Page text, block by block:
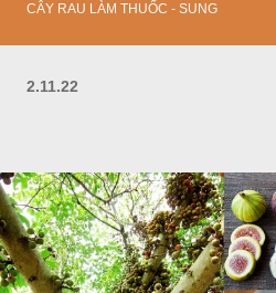
CÂY RAU LÀM THUỐC - SUNG
2.11.22